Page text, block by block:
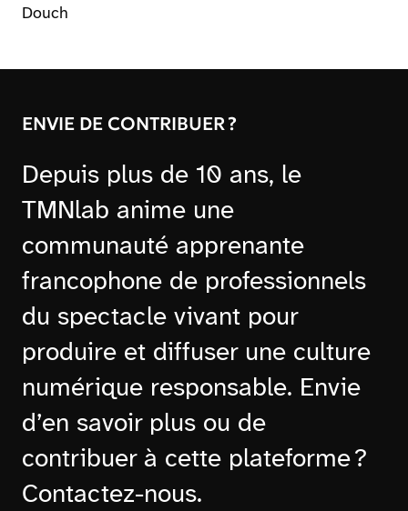
Douch
ENVIE DE CONTRIBUER ?
Depuis plus de 10 ans, le
TMNlab anime une
communauté apprenante
francophone de professionnels
du spectacle vivant pour
produire et diffuser une culture
numérique responsable. Envie
d’en savoir plus ou de
contribuer à cette plateforme ?
Contactez-nous.